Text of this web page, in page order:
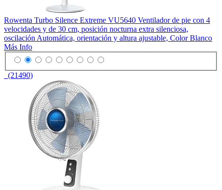
Rowenta Turbo Silence Extreme VU5640 Ventilador de pie con 4
velocidades y de 30 cm, posición nocturna extra silenciosa,
oscilación Automática, orientación y altura ajustable, Color Blanco
Más Info
(21490)